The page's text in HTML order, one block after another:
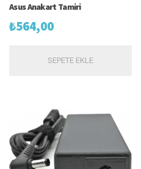
Asus Anakart Tamiri
₺564,00
SEPETE EKLE